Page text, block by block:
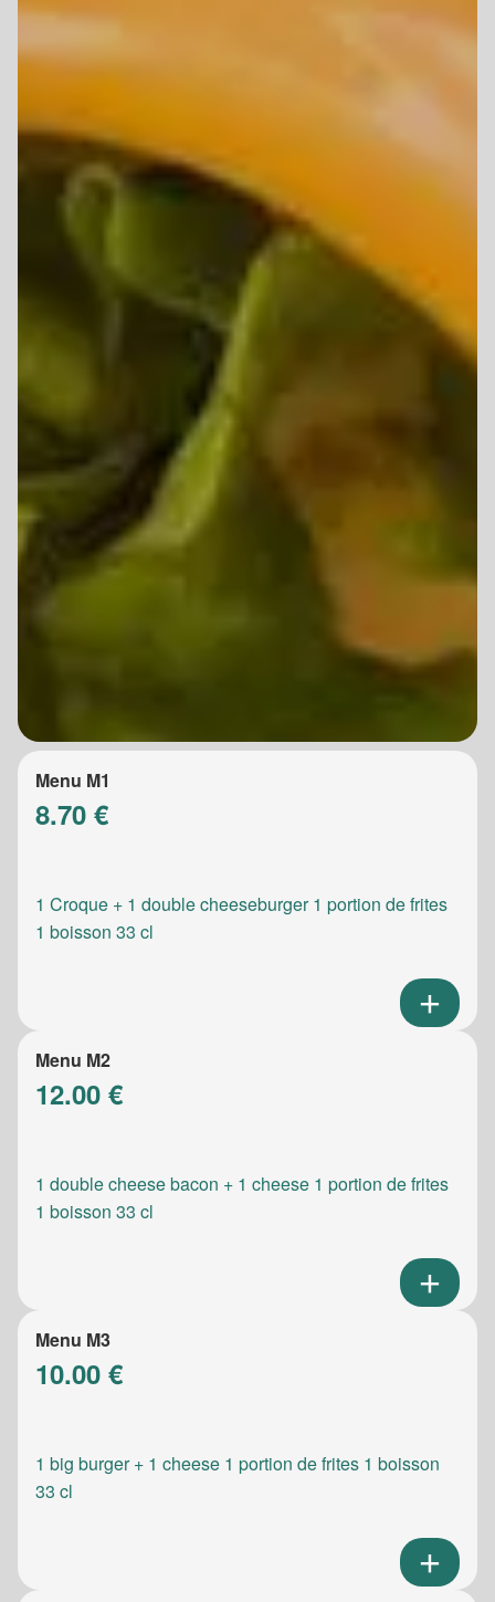
Menu M1
8.70 €
1 Croque + 1 double cheeseburger 1 portion de frites
1 boisson 33 cl
Menu M2
12.00 €
1 double cheese bacon + 1 cheese 1 portion de frites
1 boisson 33 cl
Menu M3
10.00 €
1 big burger + 1 cheese 1 portion de frites 1 boisson
33 cl